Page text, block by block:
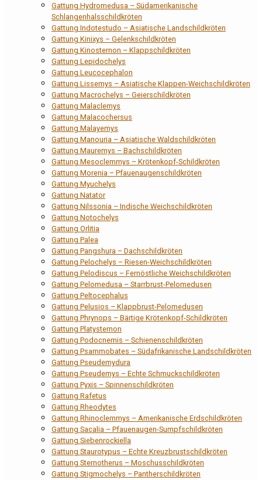
Gattung Hydromedusa – Südamerikanische
Schlangenhalsschildkröten
Gattung Indotestudo – Asiatische Landschildkröten
Gattung Kinixys – Gelenkschildkröten
Gattung Kinosternon – Klappschildkröten
Gattung Lepidochelys
Gattung Leucocephalon
Gattung Lissemys – Asiatische Klappen-Weichschildkröten
Gattung Macrochelys – Geierschildkröten
Gattung Malaclemys
Gattung Malacochersus
Gattung Malayemys
Gattung Manouria – Asiatische Waldschildkröten
Gattung Mauremys – Bachschildkröten
Gattung Mesoclemmys – Krötenkopf-Schildkröten
Gattung Morenia – Pfauenaugenschildkröten
Gattung Myuchelys
Gattung Natator
Gattung Nilssonia – Indische Weichschildkröten
Gattung Notochelys
Gattung Orlitia
Gattung Palea
Gattung Pangshura – Dachschildkröten
Gattung Pelochelys – Riesen-Weichschildkröten
Gattung Pelodiscus – Fernöstliche Weichschildkröten
Gattung Pelomedusa – Starrbrust-Pelomedusen
Gattung Peltocephalus
Gattung Pelusios – Klappbrust-Pelomedusen
Gattung Phrynops – Bärtige Krötenkopf-Schildkröten
Gattung Platysternon
Gattung Podocnemis – Schienenschildkröten
Gattung Psammobates – Südafrikanische Landschildkröten
Gattung Pseudemydura
Gattung Pseudemys – Echte Schmuckschildkröten
Gattung Pyxis – Spinnenschildkröten
Gattung Rafetus
Gattung Rheodytes
Gattung Rhinoclemmys – Amerikanische Erdschildkröten
Gattung Sacalia – Pfauenaugen-Sumpfschildkröten
Gattung Siebenrockiella
Gattung Staurotypus – Echte Kreuzbrustschildkröten
Gattung Sternotherus – Moschusschildkröten
Gattung Stigmochelys – Pantherschildkröten